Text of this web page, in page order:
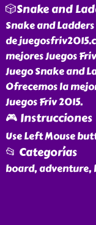
🎲Snake and
Snake and
de
mejores Juegos
Juego Snake and
Ofrecemos la
Juegos Friv 2015.
🎮 Instrucciones
Use Left Mouse
📂 Categorías
board,